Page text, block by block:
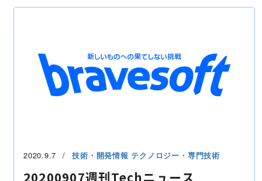
2020.9.7 技術・開発情報 テクノロジー・専門技術
20200907週刊Techニュース